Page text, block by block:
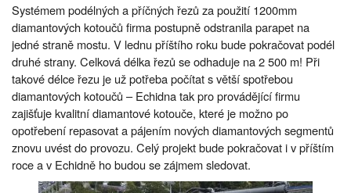
Systémem podélných a příčných řezů za použití 1200mm
diamantových kotoučů firma postupně odstranila parapet na
jedné straně mostu. V lednu příštího roku bude pokračovat podél
druhé strany. Celková délka řezů se odhaduje na 2 500 m! Při
takové délce řezu je už potřeba počítat s větší spotřebou
diamantových kotoučů – Echidna tak pro provádějící firmu
zajišťuje kvalitní diamantové kotouče, které je možno po
opotřebení repasovat a pájením nových diamantových segmentů
znovu uvést do provozu. Celý projekt bude pokračovat i v příštím
roce a v Echidně ho budou se zájmem sledovat.